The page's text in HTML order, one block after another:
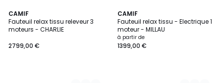
CAMIF
Fauteuil relax tissu releveur 3
moteurs - CHARLIE
2799,00 €
4
Couleurs
CAMIF
Fauteuil relax tissu - Electrique 1
moteur - MILLAU
à partir de
1399,00 €
7
Couleurs